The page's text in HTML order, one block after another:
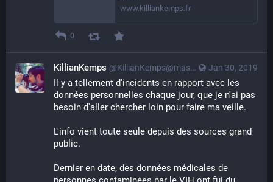
www.killiankemps.fr
0
Jan 30, 2019
KillianKemps @KillianKemps@mastodon.qowala.org
Il y a tellement d'incidents en rapport avec les
données personnelles chaque jour, que je n'ai pas
besoin d'aller chercher loin pour faire ma veille.
L'info vient toute seule depuis des sources grand
public.
Dernier en date, des données médicales de